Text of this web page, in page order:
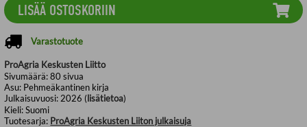
ProAgria Keskusten Liitto
Sivumäärä:80 sivua
Asu: Pehmeäkantinen kirja
Julkaisuvuosi: 2026 (lisätietoa)
Kieli:Suomi
Tuotesarja: ProAgria Keskusten Liiton julkaisuja
LISÄÄ OSTOSKORIIN
Varastotuote